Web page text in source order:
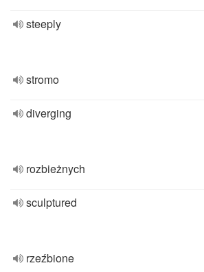
steeply
stromo
diverging
rozbieżnych
sculptured
rzeźbione